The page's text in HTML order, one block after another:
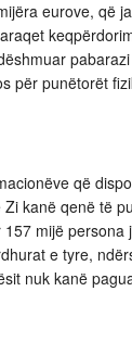
eurove, që
për punëtorët
që
kanë qenë të
mijë persona
e tyre,
nuk kanë